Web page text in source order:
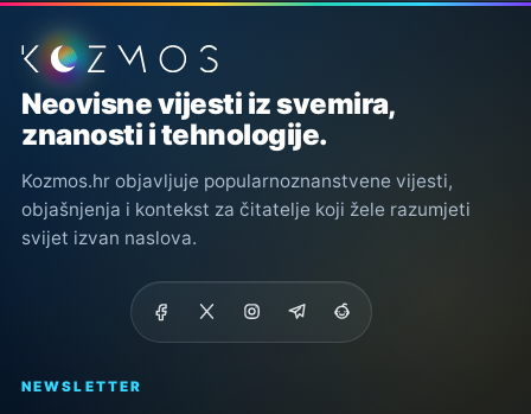
Podnožje stranice
Neovisne vijesti iz svemira,
znanosti i tehnologije.
Kozmos.hr objavljuje popularnoznanstvene vijesti,
objašnjenja i kontekst za čitatelje koji žele razumjeti
svijet izvan naslova.
NEWSLETTER